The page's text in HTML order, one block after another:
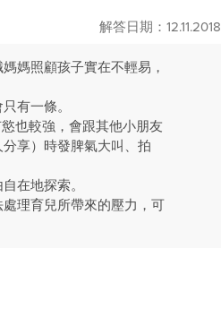
解答日期：12.11.2018
媽照顧孩子實在不輕易，
有一條。
也較強，會跟其他小朋友
享）時發脾氣大叫、拍
在地探索。
理育兒所帶來的壓力，可